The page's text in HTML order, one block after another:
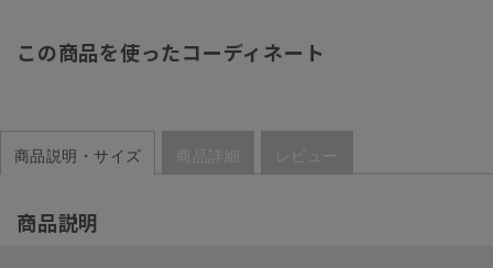
この商品を使ったコーディネート
商品説明・サイズ 商品詳細 レビュー
商品説明